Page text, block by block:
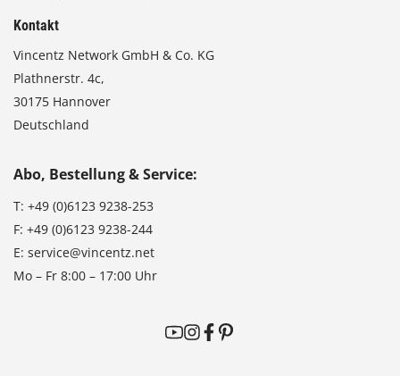
Kontakt
Vincentz Network GmbH & Co. KG
Plathnerstr. 4c,
30175 Hannover
Deutschland
Abo, Bestellung & Service:
T: +49 (0)6123 9238-253
F: +49 (0)6123 9238-244
E: service@vincentz.net
Mo – Fr 8:00 – 17:00 Uhr